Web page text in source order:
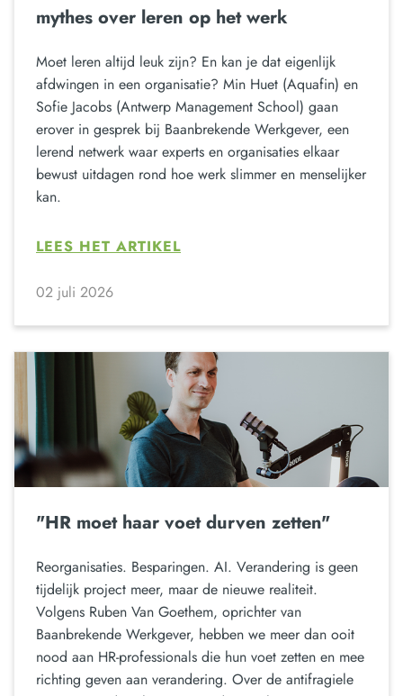
mythes over leren op het werk
Moet leren altijd leuk zijn? En kan je dat eigenlijk
afdwingen in een organisatie? Min Huet (Aquafin) en
Sofie Jacobs (Antwerp Management School) gaan
erover in gesprek bij Baanbrekende Werkgever, een
lerend netwerk waar experts en organisaties elkaar
bewust uitdagen rond hoe werk slimmer en menselijker
kan.
LEES HET ARTIKEL
02 juli 2026
"HR moet haar voet durven zetten"
Reorganisaties. Besparingen. AI. Verandering is geen
tijdelijk project meer, maar de nieuwe realiteit.
Volgens Ruben Van Goethem, oprichter van
Baanbrekende Werkgever, hebben we meer dan ooit
nood aan HR-professionals die hun voet zetten en mee
richting geven aan verandering. Over de antifragiele